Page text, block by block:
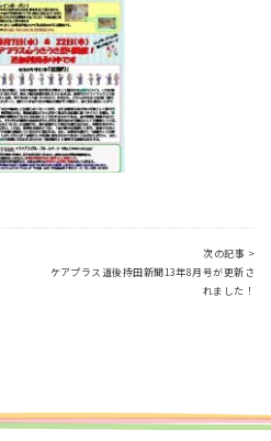
次の記事 >
ケアプラス道後持田新聞13年8月号が更新さ
れました！